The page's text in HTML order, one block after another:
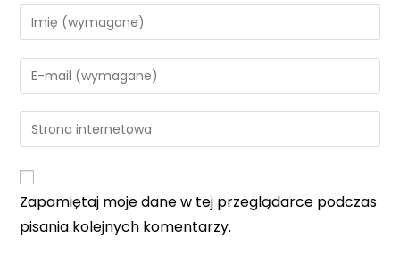
Enter
your
name
or
to
comment
Enter
your
email
address
comment
Enter
your
website
URL
(optional)
Zapamiętaj moje dane w tej przeglądarce podczas
pisania kolejnych komentarzy.